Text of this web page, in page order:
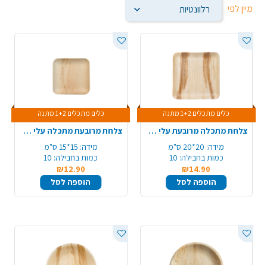
מיין לפי
כלים מתכלים 1+2 מתנה
צלחת מתכלה מרובעת עלי דקל 20*20 10 יח' - בינוני
מידה: 20*20 ס"מ
כמות בחבילה: 10
₪14.90
הוספה לסל
כלים מתכלים 1+2 מתנה
צלחת מרובעת מתכלה עלי דקל 15*15 ס"מ 10 יח' - קטן
מידה: 15*15 ס"מ
כמות בחבילה: 10
₪12.90
הוספה לסל